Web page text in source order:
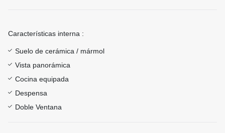
Características interna :
Suelo de cerámica / mármol
Vista panorámica
Cocina equipada
Despensa
Doble Ventana